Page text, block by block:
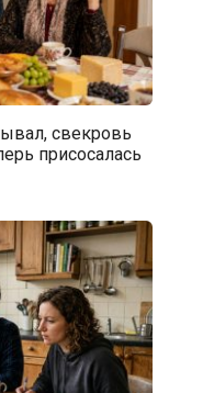
свекровь
присосалась